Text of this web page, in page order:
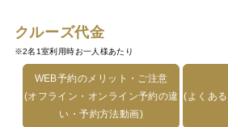
クルーズ代金
※2名1室利用時お一人様あたり
WEB予約のメリット・ご注意
(オフライン・オンライン予約の違
い・予約方法動画)
(よくあ